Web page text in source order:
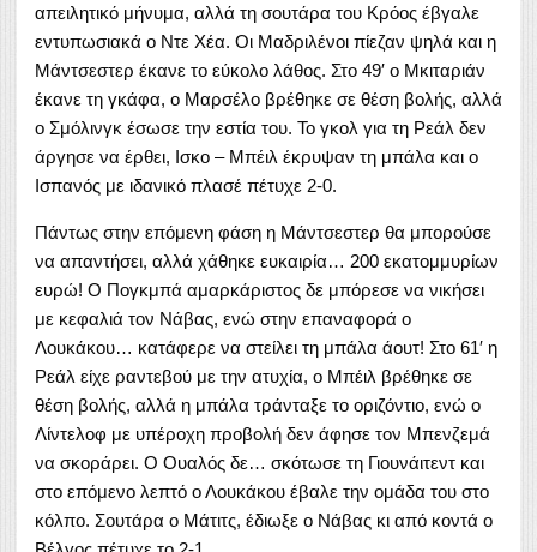
απειλητικό μήνυμα, αλλά τη σουτάρα του Κρόος έβγαλε
εντυπωσιακά ο Ντε Χέα. Οι Μαδριλένοι πίεζαν ψηλά και η
Μάντσεστερ έκανε το εύκολο λάθος. Στο 49′ ο Μκιταριάν
έκανε τη γκάφα, ο Μαρσέλο βρέθηκε σε θέση βολής, αλλά
ο Σμόλινγκ έσωσε την εστία του. Το γκολ για τη Ρεάλ δεν
άργησε να έρθει, Ισκο – Μπέιλ έκρυψαν τη μπάλα και ο
Ισπανός με ιδανικό πλασέ πέτυχε 2-0.
Πάντως στην επόμενη φάση η Μάντσεστερ θα μπορούσε
να απαντήσει, αλλά χάθηκε ευκαιρία… 200 εκατομμυρίων
ευρώ! Ο Πογκμπά αμαρκάριστος δε μπόρεσε να νικήσει
με κεφαλιά τον Νάβας, ενώ στην επαναφορά ο
Λουκάκου… κατάφερε να στείλει τη μπάλα άουτ! Στο 61′ η
Ρεάλ είχε ραντεβού με την ατυχία, ο Μπέιλ βρέθηκε σε
θέση βολής, αλλά η μπάλα τράνταξε το οριζόντιο, ενώ ο
Λίντελοφ με υπέροχη προβολή δεν άφησε τον Μπενζεμά
να σκοράρει. Ο Ουαλός δε… σκότωσε τη Γιουνάιτεντ και
στο επόμενο λεπτό ο Λουκάκου έβαλε την ομάδα του στο
κόλπο. Σουτάρα ο Μάτιτς, έδιωξε ο Νάβας κι από κοντά ο